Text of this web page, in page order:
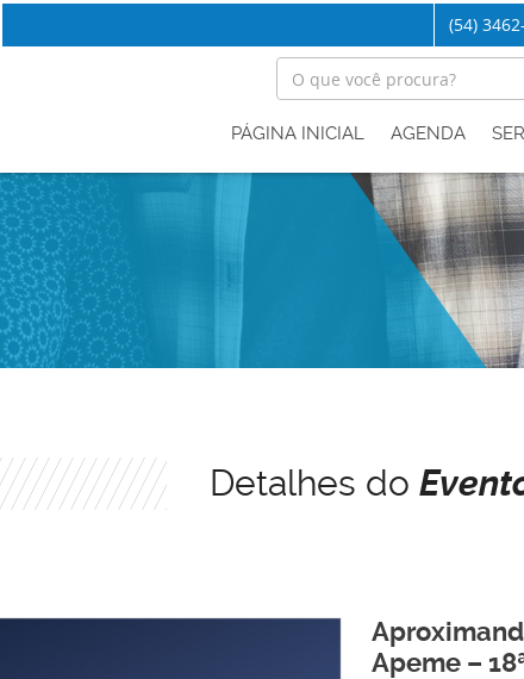
(54)
PÁGINA INICIAL AGENDA
Detalhes do
Apeme –